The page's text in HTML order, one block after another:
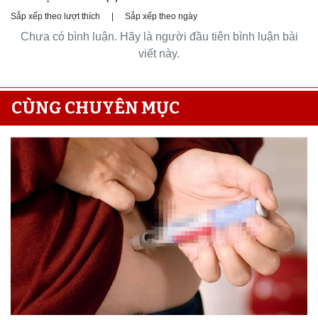
Sắp xếp theo lượt thích Sắp xếp theo ngày
Chưa có bình luận. Hãy là người đầu tiên bình luận bài
viết này.
CÙNG CHUYÊN MỤC